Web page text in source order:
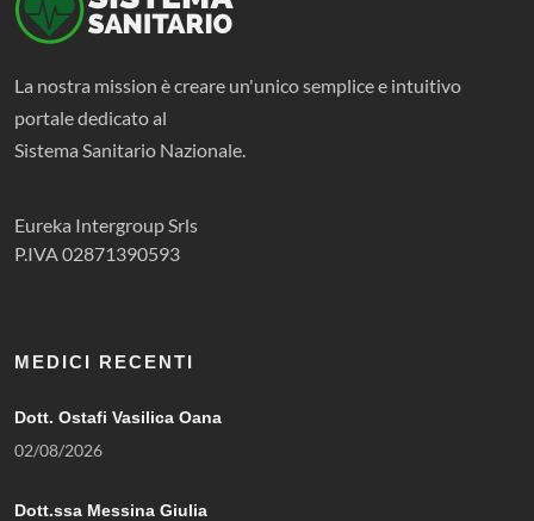
La nostra mission è creare un'unico semplice e intuitivo
portale dedicato al
Sistema Sanitario Nazionale.
Eureka Intergroup Srls
P.IVA 02871390593
MEDICI RECENTI
Dott. Ostafi Vasilica Oana
02/08/2026
Dott.ssa Messina Giulia